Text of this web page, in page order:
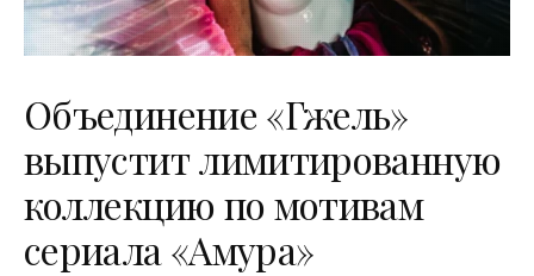
Объединение «Гжель»
выпустит лимитированную
коллекцию по мотивам
сериала «Амура»